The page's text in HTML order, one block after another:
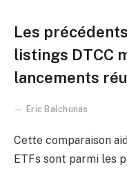
Les
listings DTCC
lancements
Eric Balchunas
Cette comparaison
ETFs sont parmi les